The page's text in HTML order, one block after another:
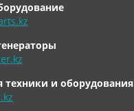
и оборудования